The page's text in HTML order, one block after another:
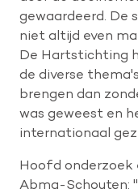
gewaardeerd. De
niet altijd even
De Hartstichting
de diverse
brengen dan
was geweest en
internationaal
Hoofd onderzoek
Abma-Schouten: